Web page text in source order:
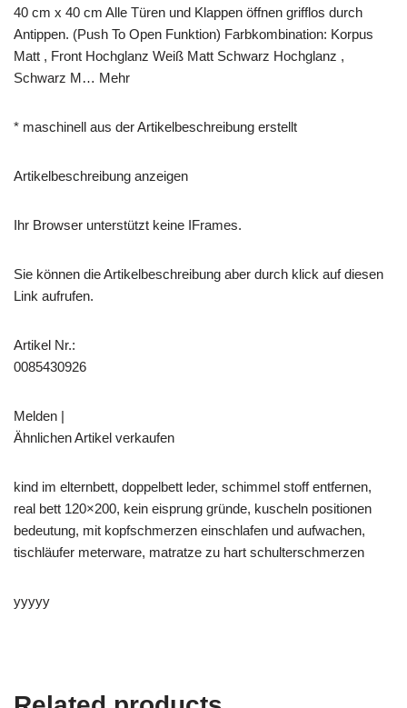
40 cm x 40 cm Alle Türen und Klappen öffnen grifflos durch
Antippen. (Push To Open Funktion) Farbkombination: Korpus
Matt , Front Hochglanz Weiß Matt Schwarz Hochglanz ,
Schwarz M… Mehr
* maschinell aus der Artikelbeschreibung erstellt
Artikelbeschreibung anzeigen
Ihr Browser unterstützt keine IFrames.
Sie können die Artikelbeschreibung aber durch klick auf diesen
Link aufrufen.
Artikel Nr.:
0085430926
Melden |
Ähnlichen Artikel verkaufen
kind im elternbett, doppelbett leder, schimmel stoff entfernen,
real bett 120×200, kein eisprung gründe, kuscheln positionen
bedeutung, mit kopfschmerzen einschlafen und aufwachen,
tischläufer meterware, matratze zu hart schulterschmerzen
yyyyy